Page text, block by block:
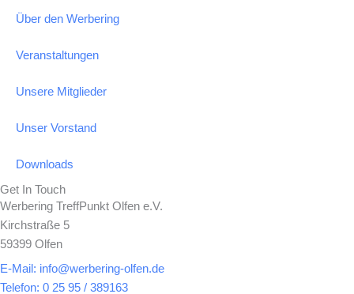
Über den Werbering
Veranstaltungen
Unsere Mitglieder
Unser Vorstand
Downloads
Get In Touch
Werbering TreffPunkt Olfen e.V.
Kirchstraße 5
59399 Olfen
E-Mail: info@werbering-olfen.de
Telefon: 0 25 95 / 389163